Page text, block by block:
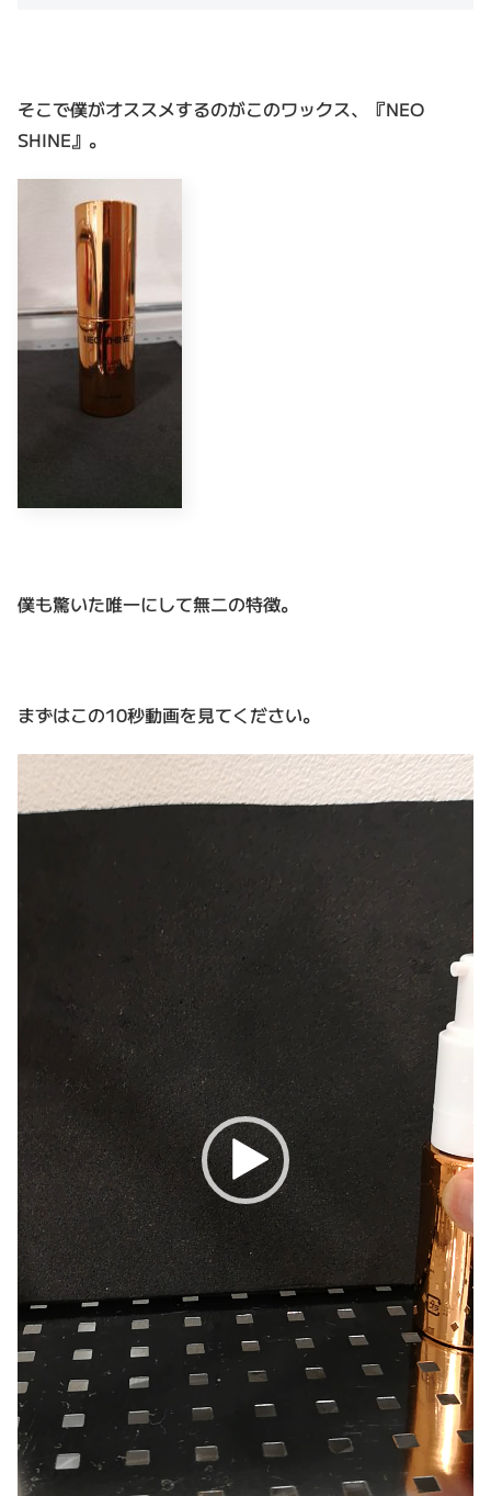
そこで僕がオススメするのがこのワックス、『NEO
SHINE』。
僕も驚いた唯一にして無二の特徴。
まずはこの10秒動画を見てください。
画